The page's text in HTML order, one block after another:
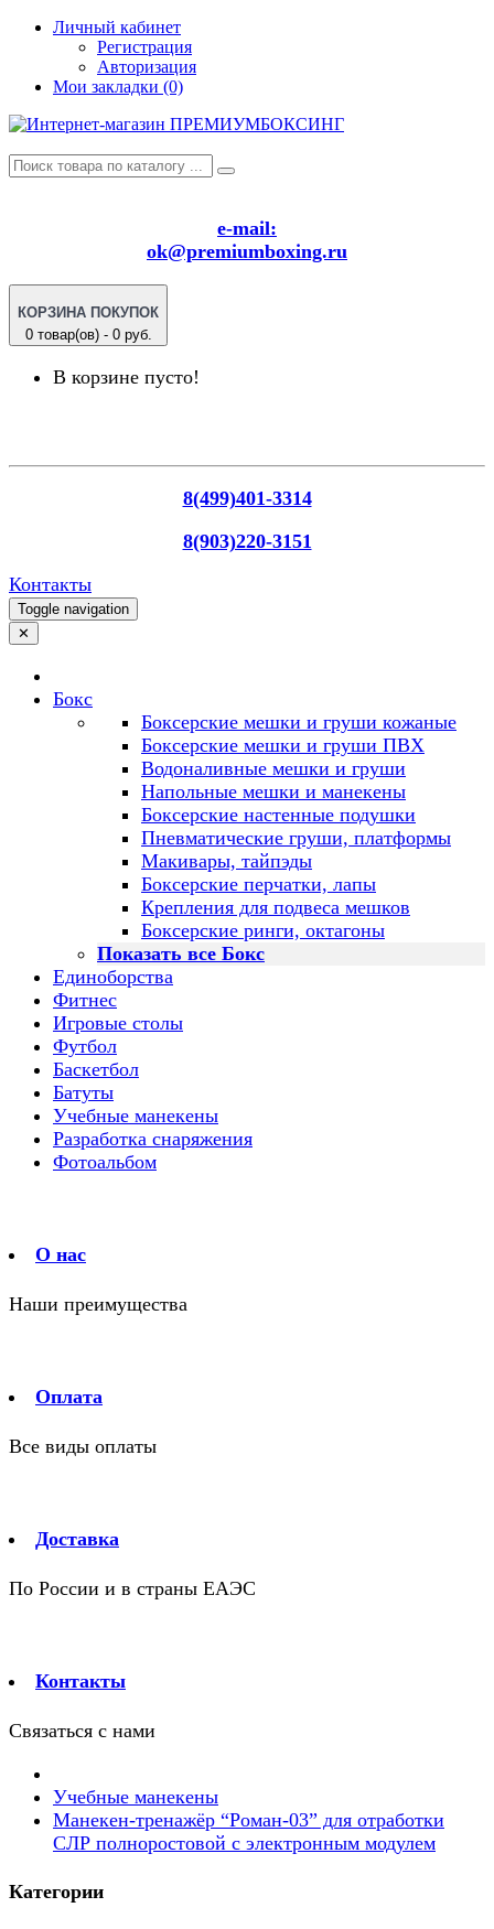
Личный кабинет
Регистрация
Авторизация
Мои закладки (0)
e-mail:
ok@premiumboxing.ru
КОРЗИНА ПОКУПОК
0 товар(ов) - 0 руб.
В корзине пусто!
8(499)401-3314
8(903)220-3151
Контакты
Toggle navigation
✕
Бокс
Боксерские мешки и груши кожаные
Боксерские мешки и груши ПВХ
Водоналивные мешки и груши
Напольные мешки и манекены
Боксерские настенные подушки
Пневматические груши, платформы
Макивары, тайпэды
Боксерские перчатки, лапы
Крепления для подвеса мешков
Боксерские ринги, октагоны
Показать все Бокс
Единоборства
Фитнес
Игровые столы
Футбол
Баскетбол
Батуты
Учебные манекены
Разработка снаряжения
Фотоальбом
О нас
Наши преимущества
Оплата
Все виды оплаты
Доставка
По России и в страны ЕАЭС
Контакты
Связаться с нами
Учебные манекены
Манекен-тренажёр “Роман-03” для отработки
СЛР полноростовой с электронным модулем
Категории